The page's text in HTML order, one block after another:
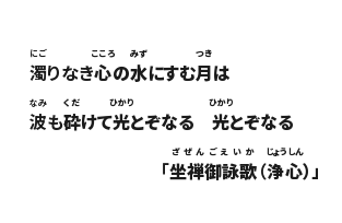
濁
にご
りなき心
こころ
の水
みず
にすむ月
つき
は
波
なみ
も砕
くだ
けて光
ひかり
とぞなる 光
ひかり
とぞなる
「坐禅御詠歌
ざぜんごえいか
（浄心
じょうしん
）」